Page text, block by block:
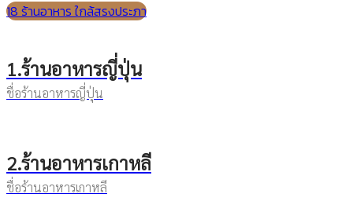
18 ร้านอาหาร ใกล้สรงประภา
1.ร้านอาหารญี่ปุ่น
ชื่อร้านอาหารญี่ปุ่น
2.ร้านอาหารเกาหลี
ชื่อร้านอาหารเกาหลี